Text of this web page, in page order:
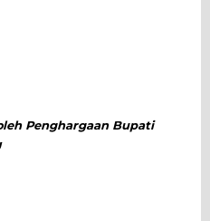
Penghargaan Bupati